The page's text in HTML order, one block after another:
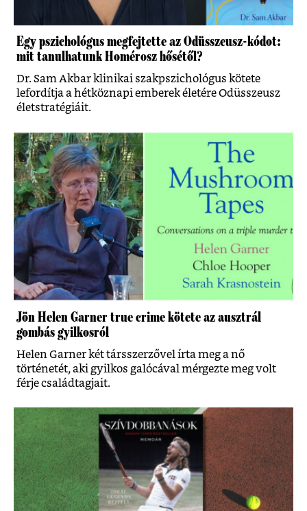
Egy pszichológus megfejtette az Odüsszeusz-kódot:
mit tanulhatunk Homérosz hősétől?
Dr. Sam Akbar klinikai szakpszichológus kötete
lefordítja a hétköznapi emberek életére Odüsszeusz
életstratégiáit.
Jön Helen Garner true crime kötete az ausztrál
gombás gyilkosról
Helen Garner két társszerzővel írta meg a nő
történetét, aki gyilkos galócával mérgezte meg volt
férje családtagjait.